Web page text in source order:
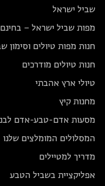
שביל ישראל
מפות שביל ישראל – בחינם
חנות מפות טיולים וסימון
חנות טיולים מודרכים
טיולי ארץ אהבתי
מחנות קיץ
מסעות אדם-טבע-אדם
המסלולים המומלצים שלנו
מדריך למטיילים
אפליקציית בשביל הטבע